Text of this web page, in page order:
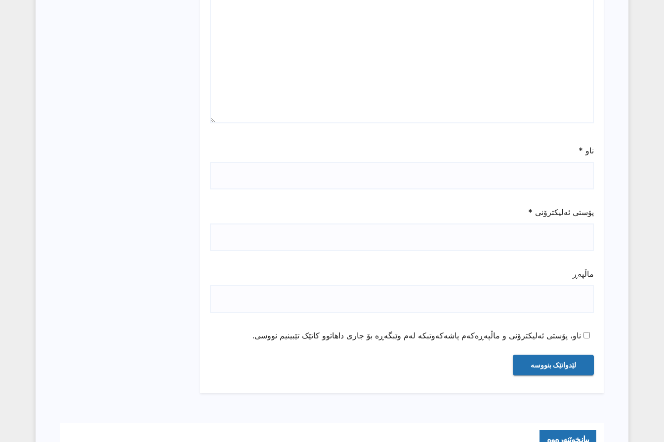
ناو *
پۆستی ئەلیکترۆنی *
ماڵپه‌ڕ
ناو، پۆستی ئەلیکترۆنی و ماڵپەڕەکەم پاشەکەوتبکە لەم وێبگەڕە بۆ جاری داهاتوو کاتێک تێبینیم نووسی.
بیانخوێنەرەوە